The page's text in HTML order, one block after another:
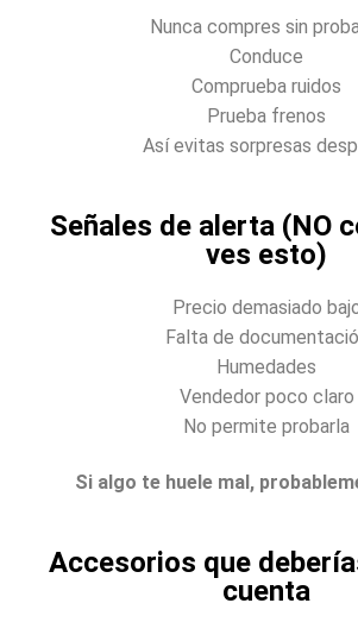
Nunca compres sin
Conduce
Comprueba ruidos
Prueba frenos
Así evitas sorpresas
Señales de alerta (NO
ves esto)
Precio demasiado
Falta de
Humedades
Vendedor poco claro
No permite probarla
Si algo te huele mal,
Accesorios que
cuenta